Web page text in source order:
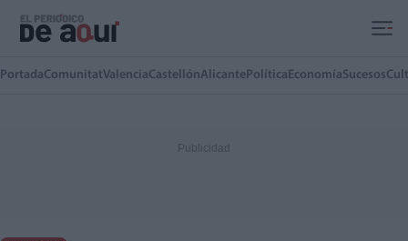
PortadaComunitatValenciaCastellónAlicante Política EconomíaSucesos